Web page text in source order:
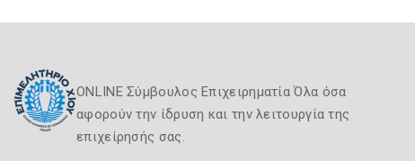
ONLINE Σύμβουλος Επιχειρηματία Όλα όσα
αφορούν την ίδρυση και την λειτουργία της
επιχείρησής σας.